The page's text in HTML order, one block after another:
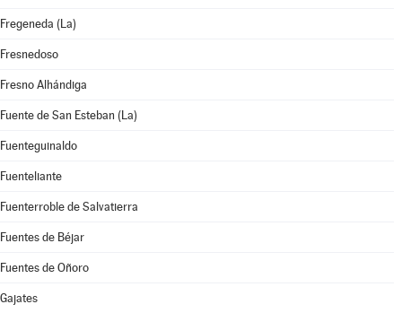
Fregeneda (La)
Fresnedoso
Fresno Alhándiga
Fuente de San Esteban (La)
Fuenteguinaldo
Fuenteliante
Fuenterroble de Salvatierra
Fuentes de Béjar
Fuentes de Oñoro
Gajates